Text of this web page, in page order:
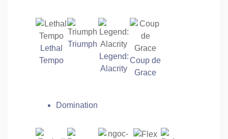
Lethal
Tempo
Triumph
Legend:
Alacrity
Coup de
Grace
Domination